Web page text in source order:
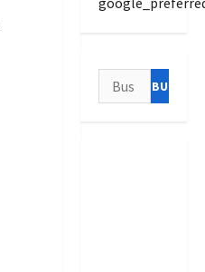
Buscar: